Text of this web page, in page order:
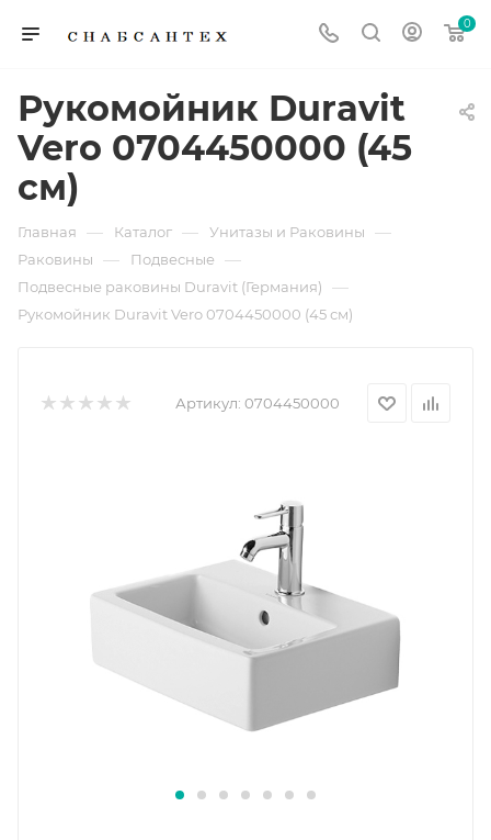
0
Рукомойник Duravit
Vero 0704450000 (45
см)
Главная — Каталог — Унитазы и Раковины —
Раковины — Подвесные —
Подвесные раковины Duravit (Германия) —
Рукомойник Duravit Vero 0704450000 (45 см)
Артикул: 0704450000